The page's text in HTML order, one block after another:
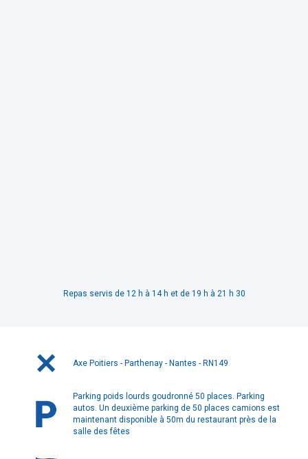
Repas servis de 12 h à 14 h et de 19 h à 21 h 30
Axe Poitiers - Parthenay - Nantes - RN149
Parking poids lourds goudronné 50 places. Parking
autos. Un deuxième parking de 50 places camions est
maintenant disponible à 50m du restaurant près de la
salle des fêtes